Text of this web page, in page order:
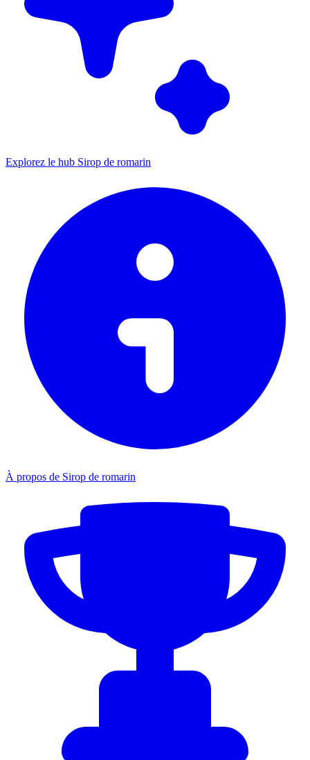
Explorez le hub Sirop de romarin
À propos de Sirop de romarin